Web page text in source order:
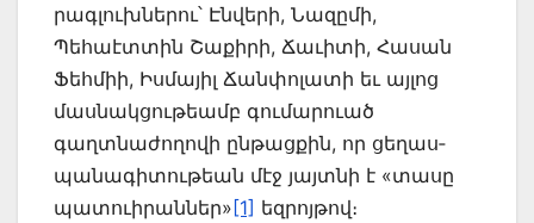
րագլուխներու՝ Էն­վերի, Նազըմի,
Պեհաէտտին Շաքիրի, Ճաւիտի, Հասան
Ֆեհմիի, Իս­մայիլ Ճանփո­լատի եւ այլոց
մասնակցու­թեամբ գումարուած
գաղտնաժողովի ընթաց­քին, որ ցեղաս­
պանա­գիտութեան մէջ յայտ­նի է «տասը
պատուիրաններ»[1] եզրոյթով։